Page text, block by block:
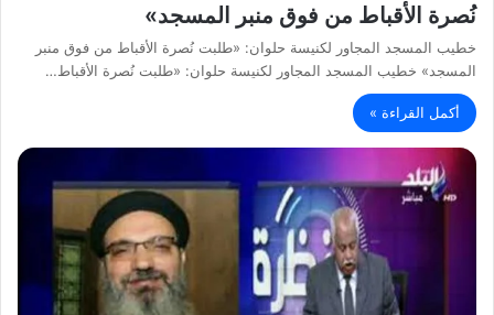
نُصرة الأقباط من فوق منبر المسجد»
خطيب المسجد المجاور لكنيسة حلوان: «طلبت نُصرة الأقباط من فوق منبر
المسجد» خطيب المسجد المجاور لكنيسة حلوان: «طلبت نُصرة الأقباط…
أكمل القراءة »